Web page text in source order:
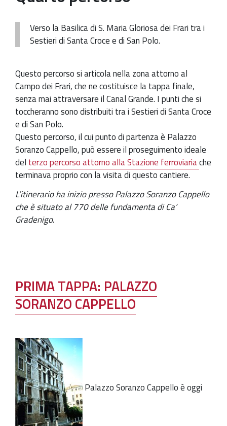
Ufficio Esportazione
Servizi
Galleria
Contatti
Verso la Basilica di S. Maria Gloriosa dei Frari tra i
Sestieri di Santa Croce e di San Polo.
Questo percorso si articola nella zona attorno al
Campo dei Frari, che ne costituisce la tappa finale,
senza mai attraversare il Canal Grande. I punti che si
toccheranno sono distribuiti tra i Sestieri di Santa Croce
e di San Polo.
Questo percorso, il cui punto di partenza è Palazzo
Soranzo Cappello, può essere il proseguimento ideale
del terzo percorso attorno alla Stazione ferroviariache
terminava proprio con la visita di questo cantiere.
L’itinerario ha inizio presso Palazzo Soranzo Cappello
che è situato al 770 delle fundamenta di Ca’
Gradenigo.
PRIMA TAPPA: PALAZZO
SORANZO CAPPELLO
Palazzo Soranzo Cappello è oggi